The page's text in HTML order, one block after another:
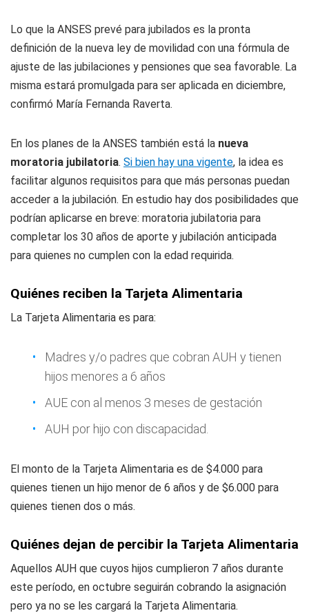
Lo que la ANSES prevé para jubilados es la pronta
definición de la nueva ley de movilidad con una fórmula de
ajuste de las jubilaciones y pensiones que sea favorable. La
misma estará promulgada para ser aplicada en diciembre,
confirmó María Fernanda Raverta.
En los planes de la ANSES también está la nueva
moratoria jubilatoria. Si bien hay una vigente, la idea es
facilitar algunos requisitos para que más personas puedan
acceder a la jubilación. En estudio hay dos posibilidades que
podrían aplicarse en breve: moratoria jubilatoria para
completar los 30 años de aporte y jubilación anticipada
para quienes no cumplen con la edad requirida.
Quiénes reciben la Tarjeta Alimentaria
La Tarjeta Alimentaria es para:
Madres y/o padres que cobran AUH y tienen
hijos menores a 6 años
AUE con al menos 3 meses de gestación
AUH por hijo con discapacidad.
El monto de la Tarjeta Alimentaria es de $4.000 para
quienes tienen un hijo menor de 6 años y de $6.000 para
quienes tienen dos o más.
Quiénes dejan de percibir la Tarjeta Alimentaria
Aquellos AUH que cuyos hijos cumplieron 7 años durante
este período, en octubre seguirán cobrando la asignación
pero ya no se les cargará la Tarjeta Alimentaria.